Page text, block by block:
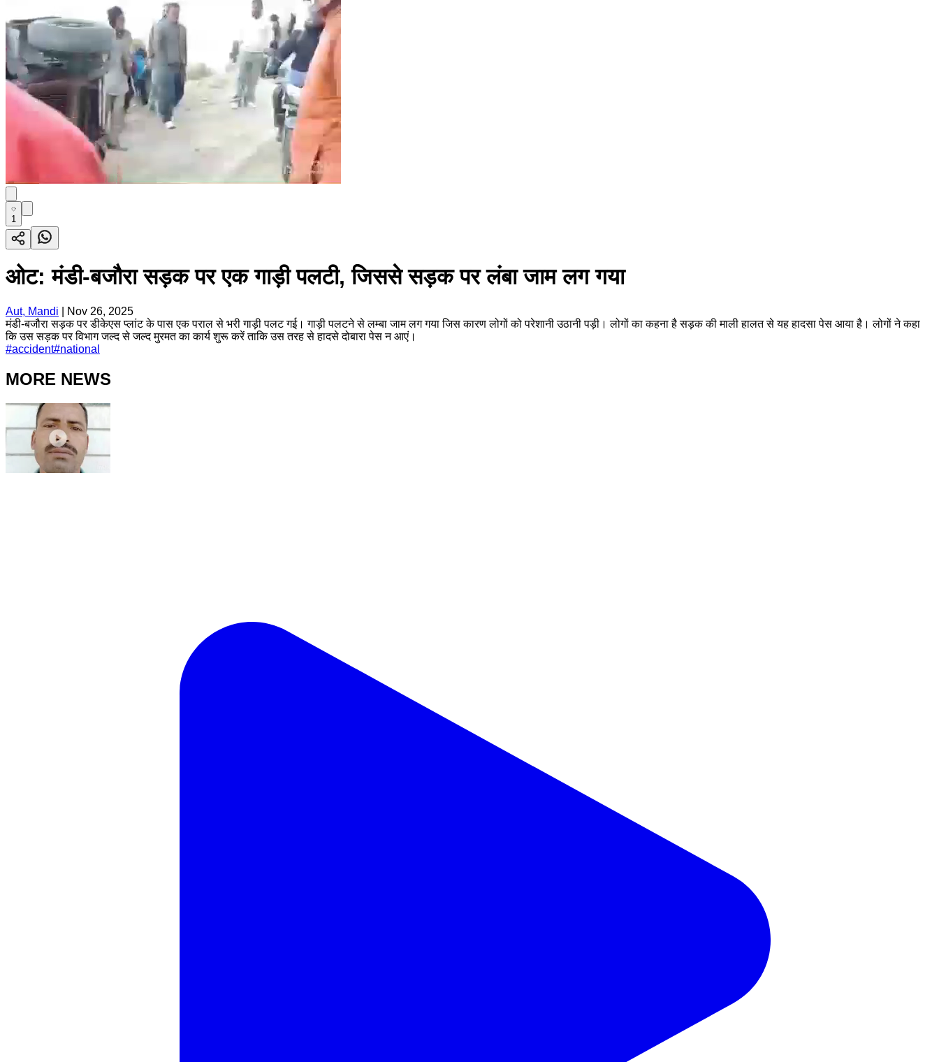
1
ओट: मंडी-बजौरा सड़क पर एक गाड़ी पलटी, जिससे सड़क पर लंबा जाम लग गया
Aut, Mandi
Nov 26, 2025
मंडी-बजौरा सड़क पर डीकेएस प्लांट के पास एक पराल से भरी गाड़ी पलट गई। गाड़ी पलटने से लम्बा जाम लग गया जिस कारण लोगों को परेशानी उठानी पड़ी। लोगों का कहना है सड़क की माली हालत से यह हादसा पेस आया है। लोगों ने कहा
कि उस सड़क पर विभाग जल्द से जल्द मुरमत का कार्य शुरू करें ताकि उस तरह से हादसे दोबारा पेस न आएं।
#accident#national
MORE NEWS